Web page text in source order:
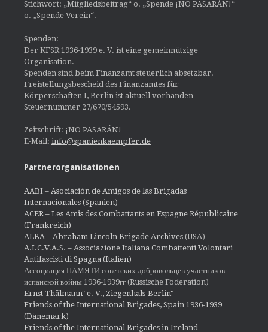
Stichwort: „Mitgliedsbeitrag“ o. „Spende ¡NO PASARÁN!“
o. „Spende Verein“.
Spenden:
Der KFSR 1936-1939 e. V. ist eine gemeinnützige
Organisation.
Spenden sind beim Finanzamt steuerlich absetzbar.
Freistellungsbescheid des Finanzamtes für
Körperschaften I, Berlin ist aktuell vorhanden
Steuernummer 27/670/54593.
Zeitschrift: ¡NO PASARÁN!
E-Mail: info@spanienkaempfer.de
Partnerorganisationen
AABI – Asociación de Amigos de las Brigadas
Internacionales (Spanien)
ACER – Les Amis des Combattants en Espagne Républicaine
(Frankreich)
ALBA – Abraham Lincoln Brigade Archives (USA)
A.I.C.V.A.S. – Associazione Italiana Combattenti Volontari
Antifascisti di Spagna (Italien)
Ассоциация ПАМЯТИ советских добровольцев участников
испанской войны 1936-1939гг (Russische Föderation)
Ernst Thälmann" e. V., Ziegenhals-Berlin"
Friends of the International Brigades, Spain 1936-1939
(Dänemark)
Friends of the International Brigades in Ireland